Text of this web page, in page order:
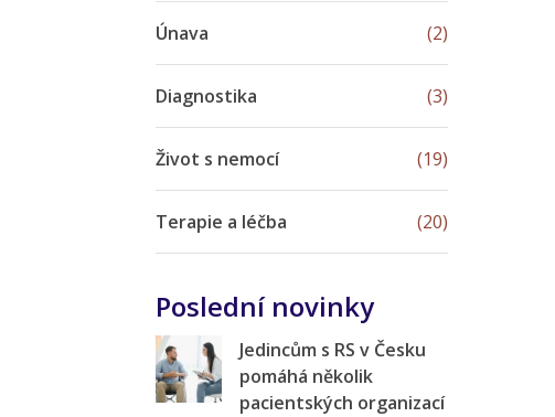
Únava (2)
Diagnostika (3)
Život s nemocí (19)
Terapie a léčba (20)
Poslední novinky
Jedincům s RS v Česku
pomáhá několik
pacientských organizací